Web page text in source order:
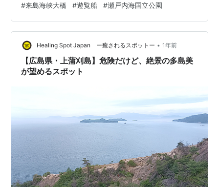
も料金も変更になります。青海島周辺の海は、波が荒い
のでかなり天候に左右されるので、事前に知りたい方
は、ホームページに記載されている電話番号へ問い合わ
せることになります。 私が行ったときは台風が過ぎた翌
日だったので、洞門を通るコースではなく、短めのコー
スだったんですが、…
#来島海峡大橋 #遊覧船 #瀬戸内海国立公園
Healing Spot Japan ー癒されるスポットー • 1年前
【広島県・上蒲刈島】危険だけど、絶景の多島美
が望めるスポット